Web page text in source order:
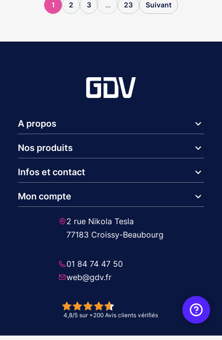
1 2 3 … 23 Suivant
A propos expand_more
Nos produits expand_more
Infos et contact expand_more
Mon compte expand_more
2 rue Nikola Tesla
77183 Croissy-Beaubourg
01 84 74 47 50
web@gdv.fr